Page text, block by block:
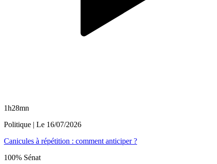
1h28mn
Politique | Le 16/07/2026
Canicules à répétition : comment anticiper ?
100% Sénat